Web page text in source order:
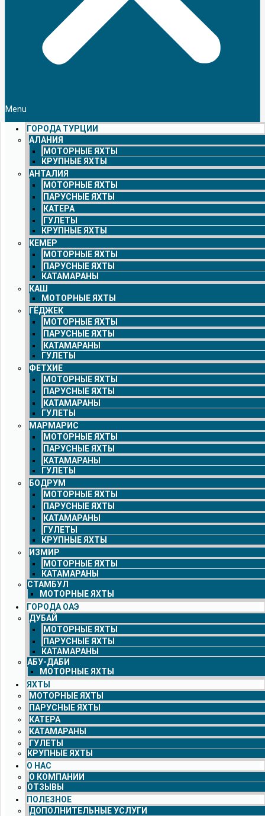
Menu
ГОРОДА ТУРЦИИ
АЛАНИЯ
МОТОРНЫЕ ЯХТЫ
КРУПНЫЕ ЯХТЫ
АНТАЛИЯ
МОТОРНЫЕ ЯХТЫ
ПАРУСНЫЕ ЯХТЫ
КАТЕРА
ГУЛЕТЫ
КРУПНЫЕ ЯХТЫ
КЕМЕР
МОТОРНЫЕ ЯХТЫ
ПАРУСНЫЕ ЯХТЫ
КАТАМАРАНЫ
КАШ
МОТОРНЫЕ ЯХТЫ
ГЁДЖЕК
МОТОРНЫЕ ЯХТЫ
ПАРУСНЫЕ ЯХТЫ
КАТАМАРАНЫ
ГУЛЕТЫ
ФЕТХИЕ
МОТОРНЫЕ ЯХТЫ
ПАРУСНЫЕ ЯХТЫ
КАТАМАРАНЫ
ГУЛЕТЫ
МАРМАРИС
МОТОРНЫЕ ЯХТЫ
ПАРУСНЫЕ ЯХТЫ
КАТАМАРАНЫ
ГУЛЕТЫ
БОДРУМ
МОТОРНЫЕ ЯХТЫ
ПАРУСНЫЕ ЯХТЫ
КАТАМАРАНЫ
ГУЛЕТЫ
КРУПНЫЕ ЯХТЫ
ИЗМИР
МОТОРНЫЕ ЯХТЫ
КАТАМАРАНЫ
СТАМБУЛ
МОТОРНЫЕ ЯХТЫ
ГОРОДА ОАЭ
ДУБАЙ
МОТОРНЫЕ ЯХТЫ
ПАРУСНЫЕ ЯХТЫ
КАТАМАРАНЫ
АБУ-ДАБИ
МОТОРНЫЕ ЯХТЫ
ЯХТЫ
МОТОРНЫЕ ЯХТЫ
ПАРУСНЫЕ ЯХТЫ
КАТЕРА
КАТАМАРАНЫ
ГУЛЕТЫ
КРУПНЫЕ ЯХТЫ
О НАС
О КОМПАНИИ
ОТЗЫВЫ
ПОЛЕЗНОЕ
ДОПОЛНИТЕЛЬНЫЕ УСЛУГИ